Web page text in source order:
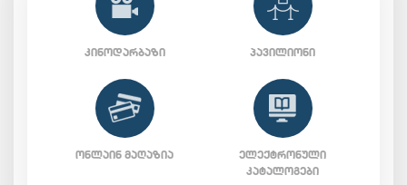
ᲙᲘᲜᲝᲓᲐᲠᲑᲐᲖᲘ ᲞᲐᲕᲘᲚᲘᲝᲜᲘ
ᲝᲜᲚᲐᲘᲜ ᲛᲐᲦᲐᲖᲘᲐ
ᲔᲚᲔᲥᲢᲠᲝᲜᲣᲚᲘ
ᲙᲐᲢᲐᲚᲝᲒᲔᲑᲘ